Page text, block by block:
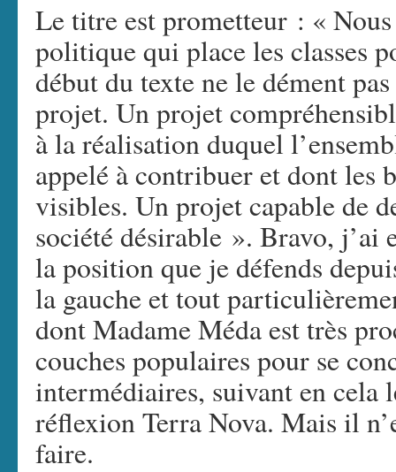
Le titre est prometteur : «
politique qui place les classes
début du texte ne le dément
projet. Un projet
à la réalisation duquel
appelé à contribuer et dont les
visibles. Un projet capable de
société désirable ». Bravo, j’ai
la position que je défends
la gauche et tout
dont Madame Méda est très
couches populaires pour se
intermédiaires, suivant en cela
réflexion Terra Nova. Mais il
faire.